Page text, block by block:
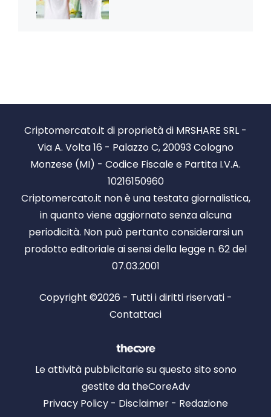
Criptomercato.it di proprietà di MRSHARE SRL -
Via A. Volta 16 - Palazzo C, 20093 Cologno
Monzese (MI) - Codice Fiscale e Partita I.V.A.
10216150960
Criptomercato.it non è una testata giornalistica,
in quanto viene aggiornato senza alcuna
periodicità. Non può pertanto considerarsi un
prodotto editoriale ai sensi della legge n. 62 del
07.03.2001
Copyright ©2026 - Tutti i diritti riservati -
Contattaci
Le attività pubblicitarie su questo sito sono
gestite da theCoreAdv
Privacy Policy - Disclaimer - Redazione